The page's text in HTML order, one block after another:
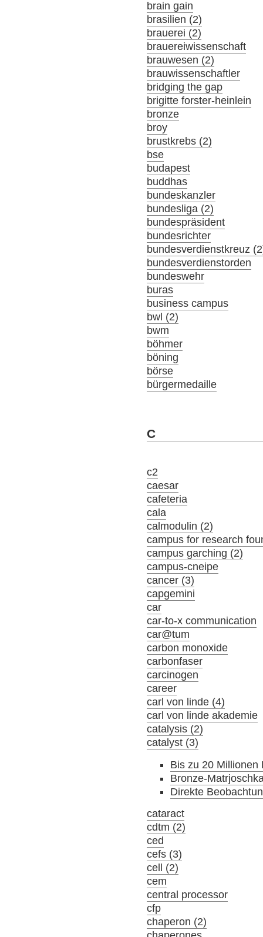
brain gain
brasilien (2)
brauerei (2)
brauereiwissenschaft
brauwesen (2)
brauwissenschaftler
bridging the gap
brigitte forster-heinlein
bronze
broy
brustkrebs (2)
bse
budapest
buddhas
bundeskanzler
bundesliga (2)
bundespräsident
bundesrichter
bundesverdienstkreuz
bundesverdienstorden
bundeswehr
buras
business campus
bwl (2)
bwm
böhmer
böning
börse
bürgermedaille
C
c2
caesar
cafeteria
cala
calmodulin (2)
campus for research
campus garching (2)
campus-cneipe
cancer (3)
capgemini
car
car-to-x communication
car@tum
carbon monoxide
carbonfaser
carcinogen
career
carl von linde (4)
carl von linde akademie
catalysis (2)
catalyst (3)
Bis zu 20 Millionen
Bronze-
Direkte
cataract
cdtm (2)
ced
cefs (3)
cell (2)
cem
central processor
cfp
chaperon (2)